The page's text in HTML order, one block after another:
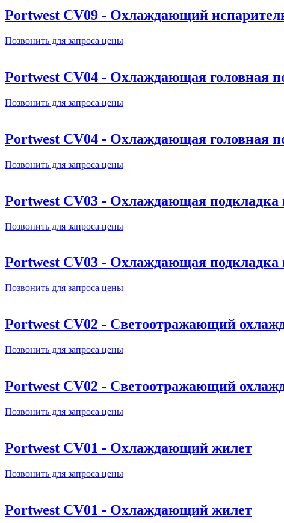
Portwest CV09 - Охлаждающий
Позвонить для запроса цены
Portwest CV04 - Охлаждающая головная
Позвонить для запроса цены
Portwest CV04 - Охлаждающая головная
Позвонить для запроса цены
Portwest CV03 - Охлаждающая подкладка
Позвонить для запроса цены
Portwest CV03 - Охлаждающая подкладка
Позвонить для запроса цены
Portwest CV02 - Светоотражающий
Позвонить для запроса цены
Portwest CV02 - Светоотражающий
Позвонить для запроса цены
Portwest CV01 - Охлаждающий жилет
Позвонить для запроса цены
Portwest CV01 - Охлаждающий жилет